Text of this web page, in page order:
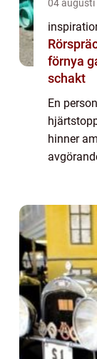
04 augusti
Rörspräckning
förnya
schakt
En
hinner